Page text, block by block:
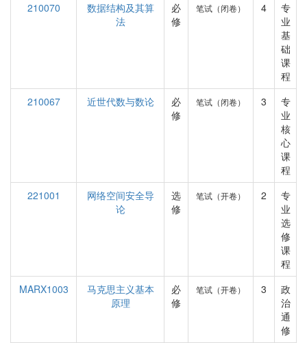
210070
数据结构及其算
法
必
修
笔试（闭卷） 4
专
业
基
础
课
程
210067
近世代数与数论
必
修
笔试（闭卷） 3
专
业
核
心
课
程
221001
网络空间安全导
论
选
修
笔试（开卷） 2
专
业
选
修
课
程
MARX1003
马克思主义基本
原理
必
修
笔试（开卷） 3
政
治
通
修